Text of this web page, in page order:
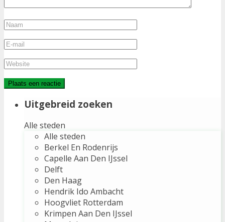
Uitgebreid zoeken
Alle steden
Alle steden
Berkel En Rodenrijs
Capelle Aan Den IJssel
Delft
Den Haag
Hendrik Ido Ambacht
Hoogvliet Rotterdam
Krimpen Aan Den IJssel